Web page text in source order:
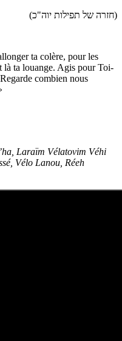
(חזרה של תפילות יוה"כ)
ta colère, pour les
là ta louange. Agis pour Toi-
combien nous
Laraïm Vélatovim Véhi
Vélo Lanou, Réeh